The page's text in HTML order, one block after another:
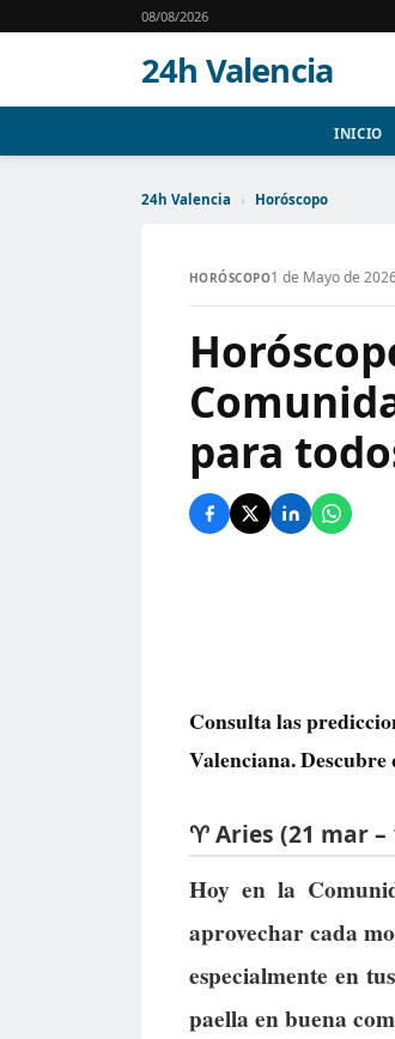
08/08/2026
24h Valencia
INICIO
24h Valencia › Horóscopo
HORÓSCOPO1 de Mayo de
para
Consulta las
Valenciana.
♈ Aries (21 mar
Hoy en la
aprovechar cada
especialmente en
paella en buena